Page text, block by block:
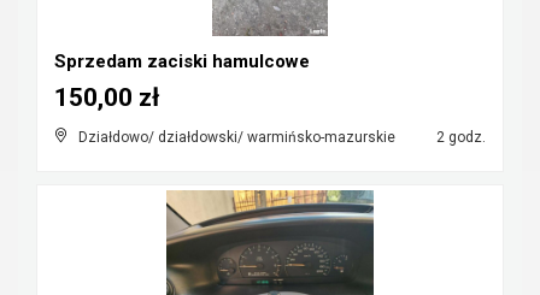
Sprzedam zaciski hamulcowe
Działdowo/ działdowski/ warmińsko-mazurskie 2 godz.
150,00 zł